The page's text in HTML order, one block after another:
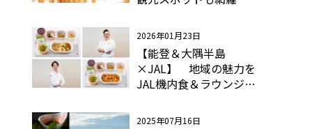
2026年01月23日
【能登＆大隅半島
×JAL】 地域の魅力を
JAL機内食＆ラウンジ
2025年07月16日